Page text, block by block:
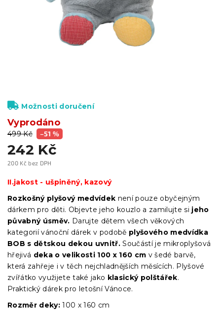
499 Kč –51 %
242 Kč
200 Kč bez DPH
cena:
Vyprodáno
Možnosti doručení
II.jakost - ušpiněný, kazový
Rozkošný plyšový medvídek není pouze obyčejným
dárkem pro děti. Objevte jeho kouzlo a zamilujte si jeho
půvabný úsměv. Darujte dětem všech věkových
kategorií vánoční dárek v podobě plyšového medvídka
BOB s dětskou dekou uvnitř. Součástí je mikroplyšová
hřejivá deka o velikosti 100 x 160 cm v šedé barvě,
která zahřeje i v těch nejchladnějších měsících. Plyšové
zvířátko využijete také jako klasický polštářek.
Praktický dárek pro letošní Vánoce.
Rozměr deky: 100 x 160 cm